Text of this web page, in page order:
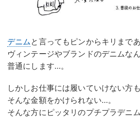
デニムと言ってもピンからキリまで
ヴィンテージやブランドのデニムな
普通にします…。
しかしお仕事には履いていけない方
そんな金額をかけられない…。
そんな方にピッタリのプチプラデニ